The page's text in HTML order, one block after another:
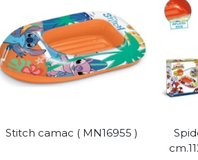
Stitch camac ( MN16955 )